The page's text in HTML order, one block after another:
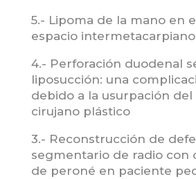
5.- Lipoma de la mano en
espacio intermetacarpiano
4.- Perforación duodenal
liposucción: una
debido a la usurpación
cirujano plástico
3.- Reconstrucción de
segmentario de radio con
de peroné en paciente